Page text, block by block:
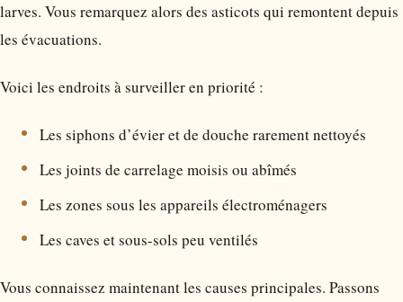
larves. Vous remarquez alors des asticots qui remontent depuis
les évacuations.
Voici les endroits à surveiller en priorité :
Les siphons d’évier et de douche rarement nettoyés
Les joints de carrelage moisis ou abîmés
Les zones sous les appareils électroménagers
Les caves et sous-sols peu ventilés
Vous connaissez maintenant les causes principales. Passons